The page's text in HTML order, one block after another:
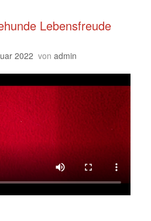
Lebensfreude
2022 von admin